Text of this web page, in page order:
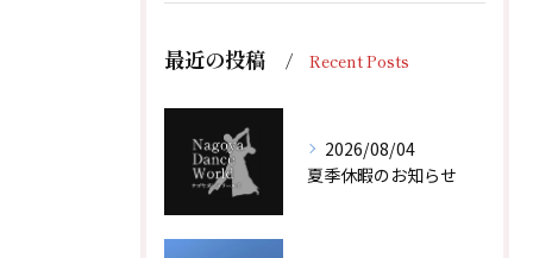
最近の投稿 Recent Posts
2026/08/04
夏季休暇のお知らせ